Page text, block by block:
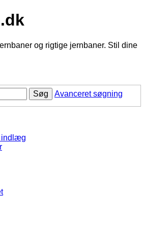
og rigtige jernbaner. Stil dine
Søg Avanceret søgning
indlæg